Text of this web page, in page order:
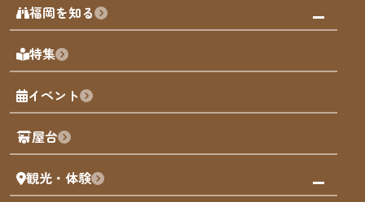
みんなの旅行記
天神エリア
博多旧市街
福岡城
歴史・文化
福岡を知る
福岡の見どころ
福岡の魅力
観光カレンダー
観光PR動画
まち歩き
福岡グルメ
特集
イベント
屋台
観光・体験